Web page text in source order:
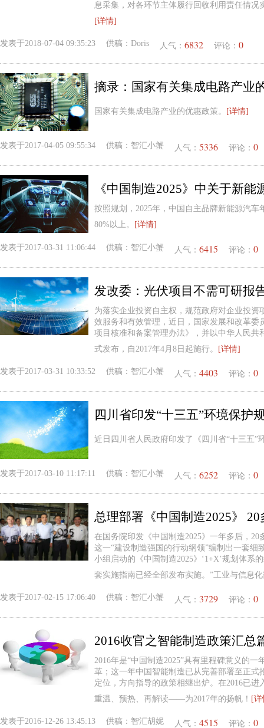
息采集，对各环节主体履行回收利用责任情况
[详情]
发表于2018-07-04 09:35:23 供稿： Doris 人气： 6832 评论： 0
摘录：国家有关集成电路产业
国家有关集成电路产业的优惠政策。 [详情]
发表于2017-04-05 09:55:34 供稿： 智汇小蟹 人气： 5336 评论： 0
按照规划，2025年，中国自主品牌新能源汽车
80%以上。
[详情]
发表于2017-03-31 11:06:44 供稿： 智汇小蟹 人气： 6415 评论： 0
发改委：光伏项目不需可研报
为落实企业投资自主权，规范政府对企业投
效服务和有效管理，近日，国家发展和改革委
项目核准和备案管理办法》，并以中华人民共
式发布，自2017年4月8日起施行。
[详情]
发表于2017-03-31 10:33:52 供稿： 智汇小蟹 人气： 4403 评论： 0
四川省印发“十三五”环境保护
近日四川省人民政府印发了《四川省“十三五”
发表于2017-03-10 11:17:11 供稿： 智汇小蟹 人气： 6252 评论： 0
总理部署《中国制造2025》
在国务院印发《中国制造2025》一年多后，
这一“建设制造强国的行动纲领”编制出一套细
小组启动的《中国制造2025》‘1+X’规划体系
套实施指南已经全部发布实施。”工业与信息
发表于2017-02-15 17:06:40 供稿： 智汇小蟹 人气： 3729 评论： 0
2016收官之智能制造政策汇总
2016年是“中国制造2025”具有里程碑意义的
革；这一年中国智能制造已从完善部署至正式
定位，方向指导的政策相继出炉。在2016已
重温、预热、再解读——为2017年的扬帆！ [
发表于2016-12-26 13:45:13 供稿： 智汇胡妮 人气： 4515 评论： 0